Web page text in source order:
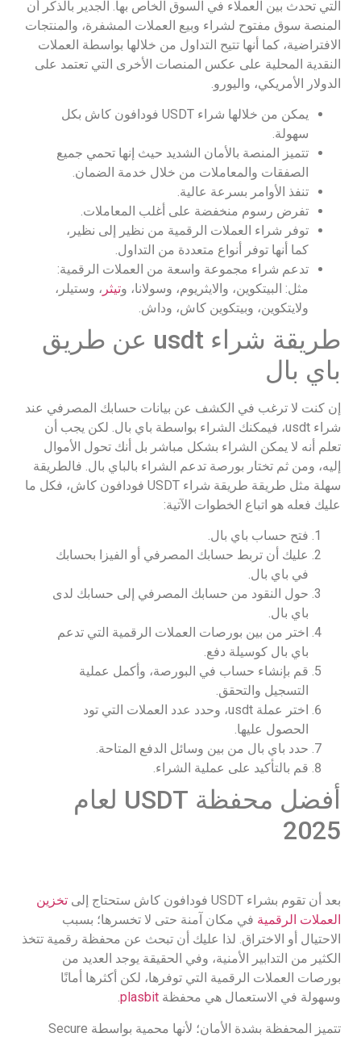
التي تحدث بين العملاء في السوق الخاص بها. الجدير بالذكر أن
المنصة سوق مفتوح لشراء وبيع العملات المشفرة، والمنتجات
الافتراضية، كما أنها تتيح التداول من خلالها بواسطة العملات
النقدية المحلية على عكس المنصات الأخرى التي تعتمد على
الدولار الأمريكي، واليورو.
يمكن من خلالها شراء USDT فودافون كاش بكل
سهولة.
تتميز المنصة بالأمان الشديد حيث إنها تحمي جميع
الصفقات والمعاملات من خلال خدمة الضمان.
تنفذ الأوامر بسرعة عالية.
تفرض رسوم منخفضة على أغلب المعاملات.
توفر شراء العملات الرقمية من نظير إلى نظير،
كما أنها توفر أنواع متعددة من التداول.
تدعم شراء مجموعة واسعة من العملات الرقمية:
مثل: البيتكوين، والايثريوم، وسولانا، وتيثر ، وستيلر،
ولايتكوين، وبيتكوين كاش، وداش.
طريقة شراء usdt عن طريق
باي بال
إن كنت لا ترغب في الكشف عن بيانات حسابك المصرفي عند
شراء usdt، فيمكنك الشراء بواسطة باي بال. لكن يجب أن
تعلم أنه لا يمكن الشراء بشكل مباشر بل أنك تحول الأموال
إليه، ومن ثم تختار بورصة تدعم الشراء بالباي بال. فالطريقة
سهلة مثل طريقة طريقة شراء USDT فودافون كاش، فكل ما
عليك فعله هو اتباع الخطوات الآتية:
فتح حساب باي بال.
عليك أن تربط حسابك المصرفي أو الفيزا بحسابك
في باي بال.
حول النقود من حسابك المصرفي إلى حسابك لدى
باي بال.
اختر من بين بورصات العملات الرقمية التي تدعم
باي بال كوسيلة دفع.
قم بإنشاء حساب في البورصة، وأكمل عملية
التسجيل والتحقق.
اختر عملة usdt، وحدد عدد العملات التي تود
الحصول عليها.
حدد باي بال من بين وسائل الدفع المتاحة.
قم بالتأكيد على عملية الشراء.
أفضل محفظة USDT لعام
2025
بعد أن تقوم بشراء USDT فودافون كاش ستحتاج إلى
تخزين
العملات الرقمية في مكان آمنة حتى لا تخسرها؛ بسبب
الاحتيال أو الاختراق. لذا عليك أن تبحث عن محفظة رقمية تتخذ
الكثير من التدابير الأمنية، وفي الحقيقة يوجد العديد من
بورصات العملات الرقمية التي توفرها، لكن أكثرها أمانًا
وسهولة في الاستعمال هي محفظة plasbit
.
تتميز المحفظة بشدة الأمان؛ لأنها محمية بواسطة Secure